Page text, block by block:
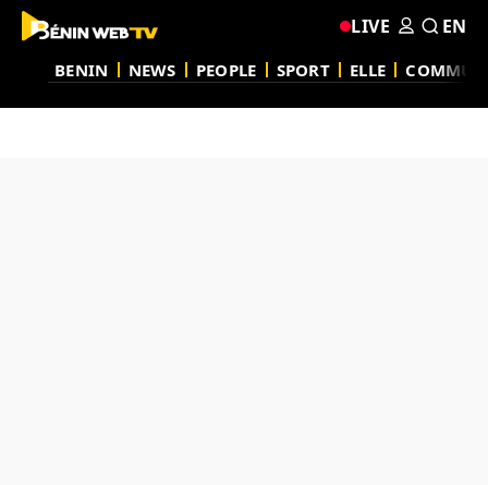
BENIN NEWS PEOPLE SPORT ELLE
LIVE EN